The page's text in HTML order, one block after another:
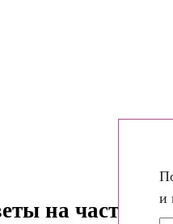
на часто
и